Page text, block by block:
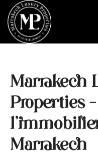
Marrakech
Properties
l’i
Marrakech